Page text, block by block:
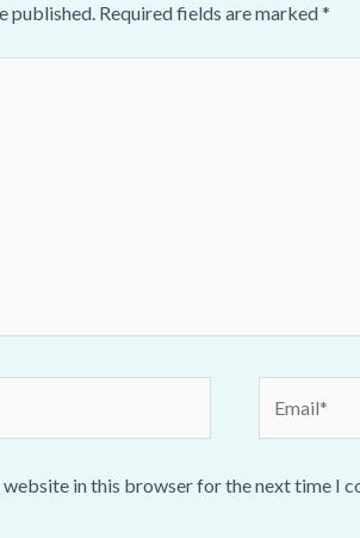
published. Required fields are marked*
website in this browser for the next time I